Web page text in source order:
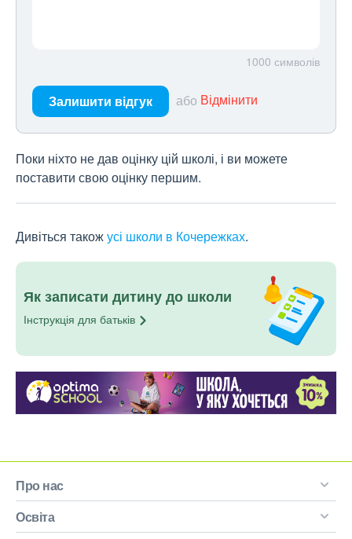
1000 символів
Залишити відгук або Відмінити
Поки ніхто не дав оцінку цій школі, і ви можете
поставити свою оцінку першим.
Дивіться такожусі школи в Кочережках.
Як записати дитину до школи
Інструкція для батьків
Про нас
Освіта